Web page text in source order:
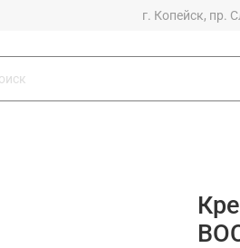
г. Копейск, пр.